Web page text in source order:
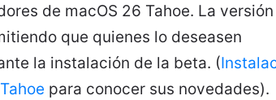
de macOS 26 Tahoe. La versión
que quienes lo deseasen
la instalación de la beta. (
para conocer sus novedades).